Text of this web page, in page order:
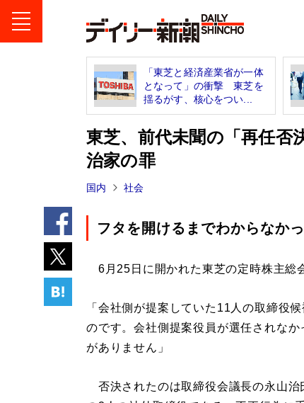
「東芝と経済産業省が一体
となって」の衝撃 東芝を
揺るがす、核心をつい...
東芝、前代未聞の「再任
治家の罪
国内 社会
フタを開けるまでわからなか
6月25日に開かれた東芝の定時株主総
「会社側が提案していた11人の取締役
のです。会社側提案役員が選任されな
がありません」
否決されたのは取締役会議長の永山治